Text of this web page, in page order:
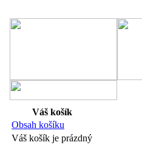
Váš košík
Obsah košíku
Váš košík je prázdný